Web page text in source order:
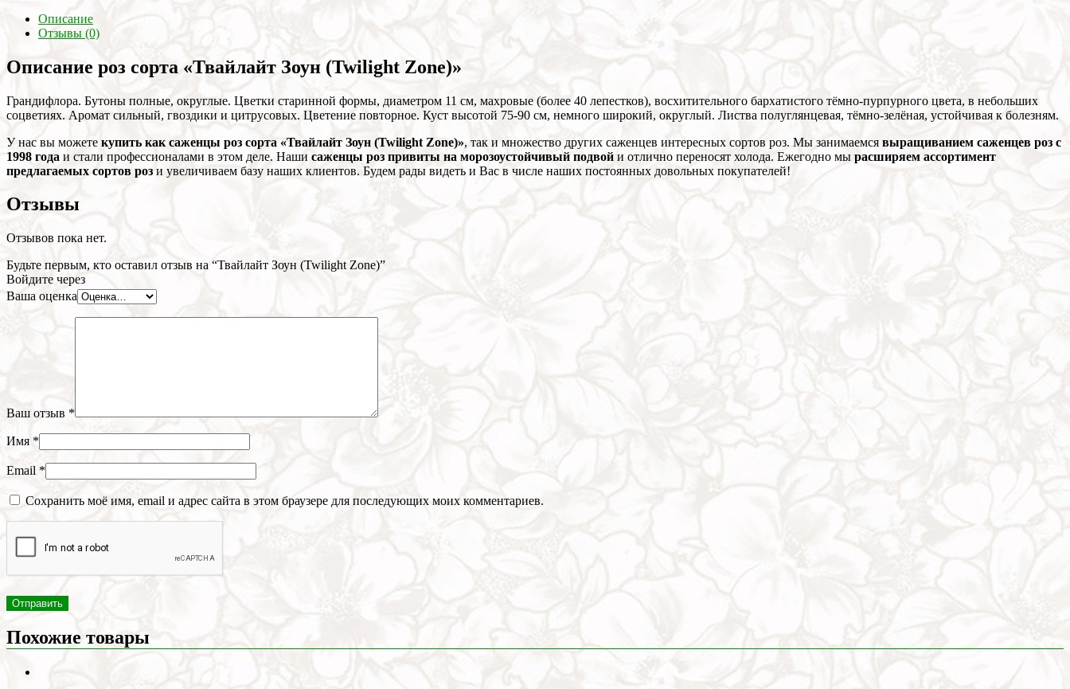
Описание
Отзывы (0)
Описание роз сорта «Твайлайт Зоун (Twilight Zone)»
Грандифлора. Бутоны полные, округлые. Цветки старинной формы, диаметром 11 см, махровые (более 40 лепестков), восхитительного бархатистого тёмно-пурпурного цвета, в небольших
соцветиях. Аромат сильный, гвоздики и цитрусовых. Цветение повторное. Куст высотой 75-90 см, немного широкий, округлый. Листва полуглянцевая, тёмно-зелёная, устойчивая к болезням.
У нас вы можете купить как саженцы роз сорта «Твайлайт Зоун (Twilight Zone)», так и множество других саженцев интересных сортов роз. Мы занимаемся выращиванием саженцев роз с
1998 года и стали профессионалами в этом деле. Наши саженцы роз привиты на морозоустойчивый подвой и отлично переносят холода. Ежегодно мы расширяем ассортимент
предлагаемых сортов роз и увеличиваем базу наших клиентов. Будем рады видеть и Вас в числе наших постоянных довольных покупателей!
Отзывы
Отзывов пока нет.
Будьте первым, кто оставил отзыв на “Твайлайт Зоун (Twilight Zone)”
Войдите через
Ваша оценка
Ваш отзыв *
Имя *
Email *
Сохранить моё имя, email и адрес сайта в этом браузере для последующих моих комментариев.
Похожие товары